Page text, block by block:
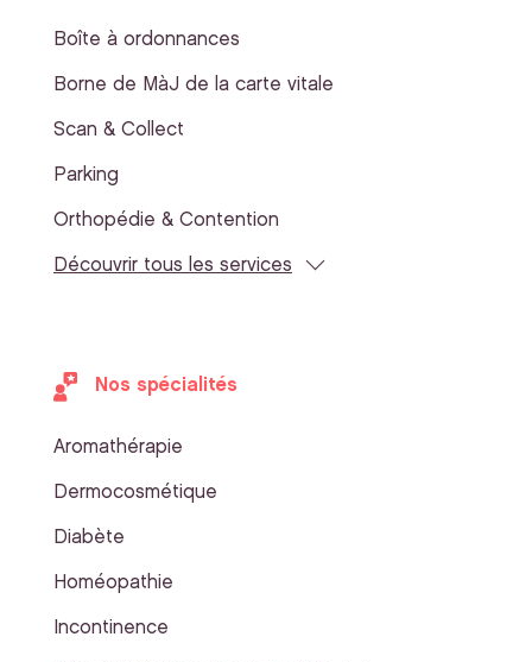
Boîte à ordonnances
Borne de MàJ de la carte vitale
Scan & Collect
Parking
Orthopédie & Contention
Découvrir tous les services
Nos spécialités
Aromathérapie
Dermocosmétique
Diabète
Homéopathie
Incontinence